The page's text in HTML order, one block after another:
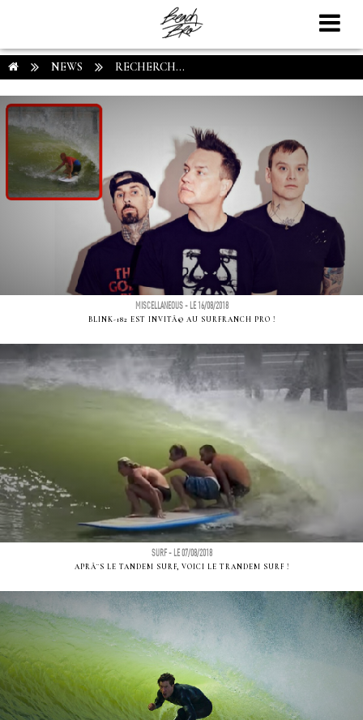
NEWS RECHERCH...
MISCELLANEOUS - LE 16/08/2018
BLINK-182 EST INVITÃ© AU SURFRANCH PRO !
SURF - LE 07/08/2018
APRÃ¨S LE TANDEM SURF, VOICI LE TRANDEM SURF !